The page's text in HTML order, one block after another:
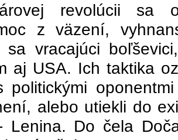
revolúcii sa
z väzení,
sa vracajúci
aj USA. Ich taktika
politickými
alebo utiekli do
Lenina. Do čela